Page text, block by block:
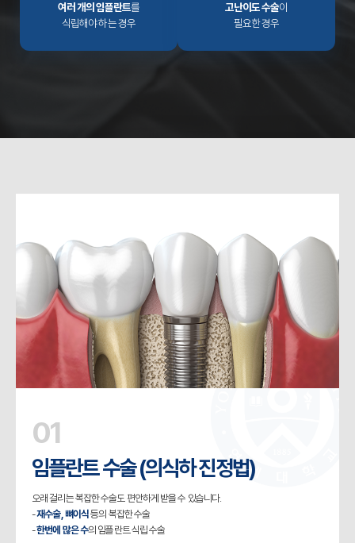
여러 개의 임플란트를
식립해야 하는 경우
고난이도 수술이
필요한 경우
01
임플란트 수술 (의식하 진정법)
오래 걸리는 복잡한 수술도 편안하게 받을 수 있습니다.
-재수술, 뼈이식등의 복잡한 수술
-한번에 많은 수의 임플란트 식립 수술